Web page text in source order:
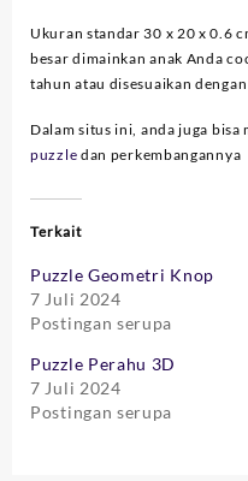
Ukuran standar 30 x 20 x 0.6
besar dimainkan anak Anda
tahun atau disesuaikan dengan
Dalam situs ini, anda juga
puzzle dan perkembangannya
Terkait
Puzzle Geometri Knop
7 Juli 2024
Postingan serupa
Puzzle Perahu 3D
7 Juli 2024
Postingan serupa